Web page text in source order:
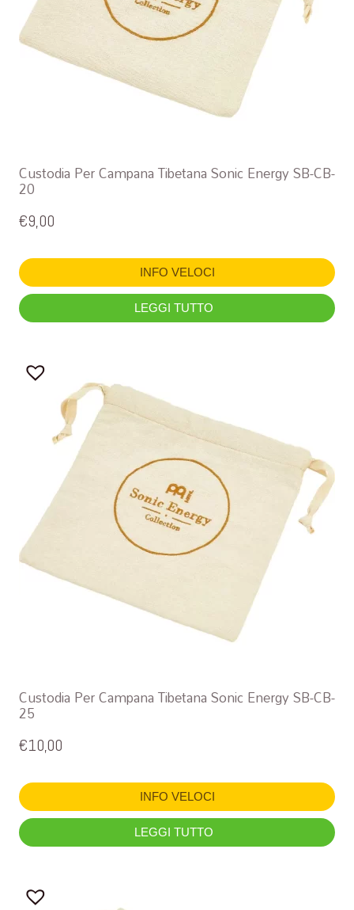
Custodia Per Campana Tibetana Sonic Energy SB-CB-
20
€9,00
INFO VELOCI
LEGGI TUTTO
Custodia Per Campana Tibetana Sonic Energy SB-CB-
25
€10,00
INFO VELOCI
LEGGI TUTTO